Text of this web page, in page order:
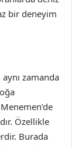
bir deneyim
zamanda
Özellikle
Burada